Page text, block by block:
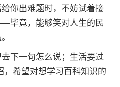
你出难题时，不妨试着接
毕竟，能够笑对人生的民
下一句怎么说；生活要过
，希望对想学习百科知识的